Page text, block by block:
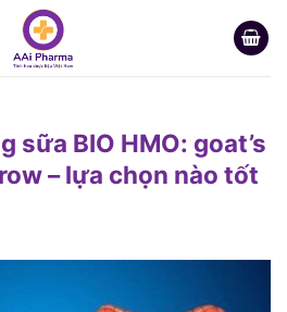
sữa BIO HMO: goat’s
– lựa chọn nào tốt